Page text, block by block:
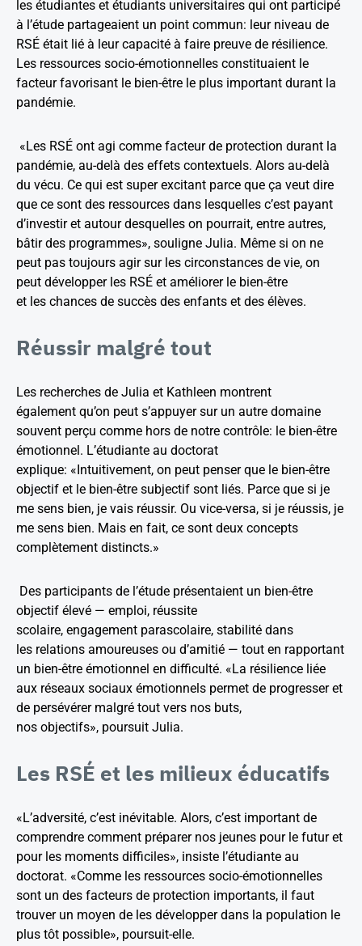
les étudiantes et étudiants universitaires qui ont participé
à l’étude partageaient un point commun: leur niveau de
RSÉ était lié à leur capacité à faire preuve de résilience.
Les ressources socio-émotionnelles constituaient le
facteur favorisant le bien-être le plus important durant la
pandémie.
«Les RSÉ ont agi comme facteur de protection durant la
pandémie, au-delà des effets contextuels. Alors au-delà
du vécu. Ce qui est super excitant parce que ça veut dire
que ce sont des ressources dans lesquelles c’est payant
d’investir et autour desquelles on pourrait, entre autres,
bâtir des programmes», souligne Julia. Même si on ne
peut pas toujours agir sur les circonstances de vie, on
peut développer les RSÉ et améliorer le bien-être
et les chances de succès des enfants et des élèves.
Réussir malgré tout
Les recherches de Julia et Kathleen montrent
également qu’on peut s’appuyer sur un autre domaine
souvent perçu comme hors de notre contrôle: le bien-être
émotionnel. L’étudiante au doctorat
explique: «Intuitivement, on peut penser que le bien-être
objectif et le bien-être subjectif sont liés. Parce que si je
me sens bien, je vais réussir. Ou vice-versa, si je réussis, je
me sens bien. Mais en fait, ce sont deux concepts
complètement distincts.»
Des participants de l’étude présentaient un bien-être
objectif élevé — emploi, réussite
scolaire, engagement parascolaire, stabilité dans
les relations amoureuses ou d’amitié — tout en rapportant
un bien-être émotionnel en difficulté. «La résilience liée
aux réseaux sociaux émotionnels permet de progresser et
de persévérer malgré tout vers nos buts,
nos objectifs», poursuit Julia.
Les RSÉ et les milieux éducatifs
«L’adversité, c’est inévitable. Alors, c’est important de
comprendre comment préparer nos jeunes pour le futur et
pour les moments difficiles», insiste l’étudiante au
doctorat. «Comme les ressources socio-émotionnelles
sont un des facteurs de protection importants, il faut
trouver un moyen de les développer dans la population le
plus tôt possible», poursuit-elle.